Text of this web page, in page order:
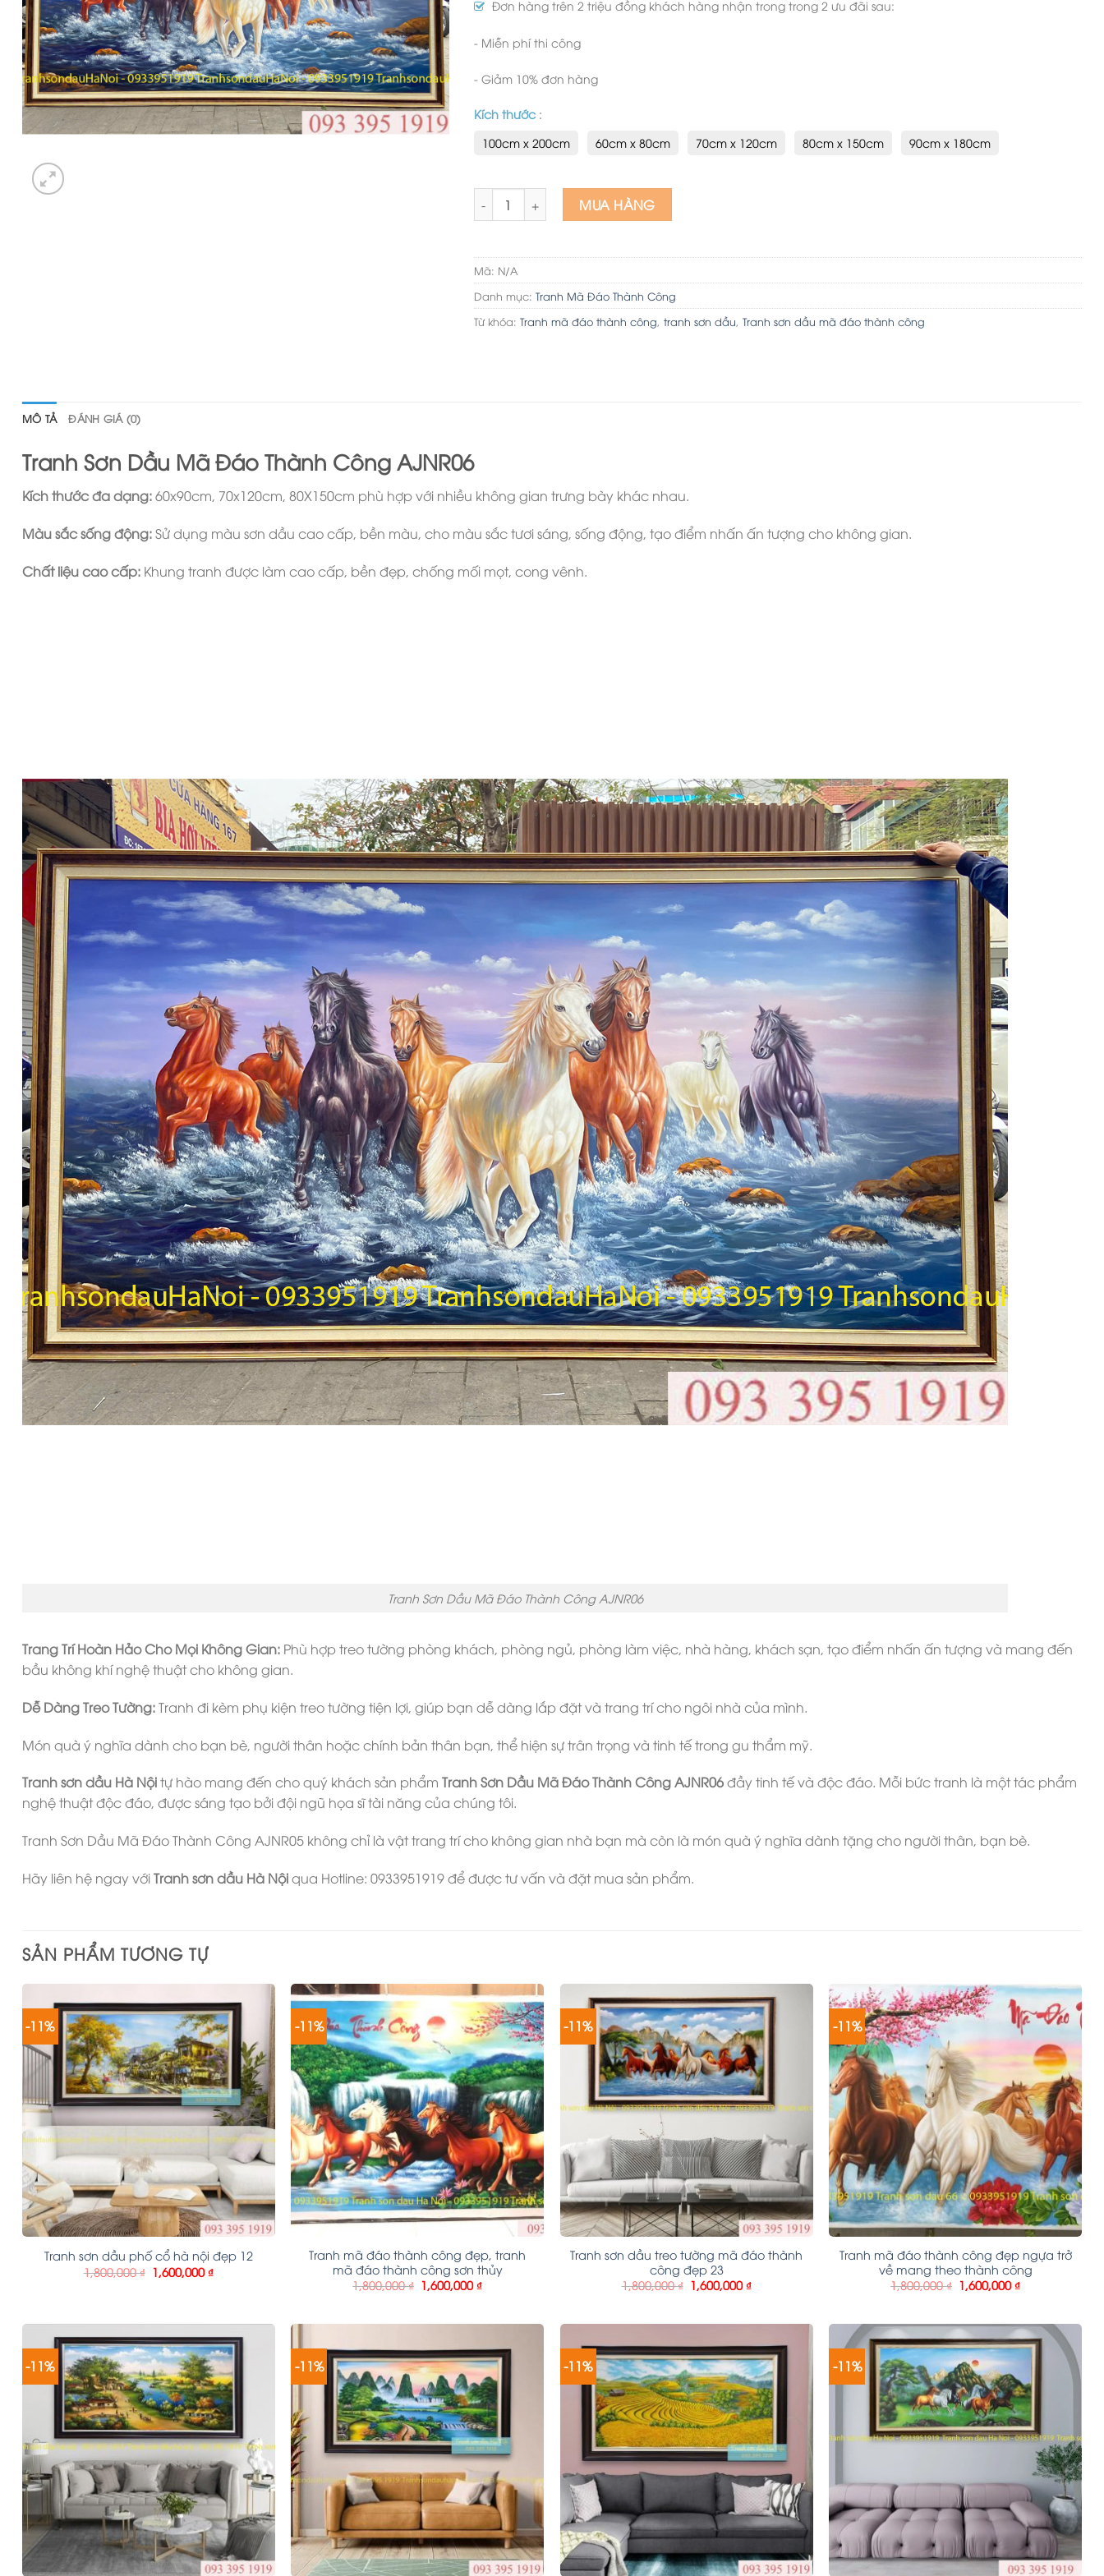
Đơn hàng trên 2 triệu đồng khách hàng nhận trong trong 2 ưu đãi sau:
- Miễn phí thi công
- Giảm 10% đơn hàng
Kích thước :
100cm x 200cm
60cm x 80cm 70cm x 120cm 80cm x 150cm 90cm x 180cm
Tranh Sơn Dầu Mã Đáo Thành Công AJNR06 số lượng
MUA HÀNG
Mã: N/A
Danh mục: Tranh Mã Đáo Thành Công
Từ khóa: Tranh mã đáo thành công, tranh sơn dầu, Tranh sơn dầu mã đáo thành công
MÔ TẢ ĐÁNH GIÁ (0)
Tranh Sơn Dầu Mã Đáo Thành Công AJNR06
Kích thước đa dạng:60x90cm, 70x120cm, 80X150cm phù hợp với nhiều không gian trưng bày khác nhau.
Màu sắc sống động:Sử dụng màu sơn dầu cao cấp, bền màu, cho màu sắc tươi sáng, sống động, tạo điểm nhấn ấn tượng cho không gian.
Chất liệu cao cấp: Khung tranh được làm cao cấp, bền đẹp, chống mối mọt, cong vênh.
Tranh Sơn Dầu Mã Đáo Thành Công AJNR06
Trang Trí Hoàn Hảo Cho Mọi Không Gian: Phù hợp treo tường phòng khách, phòng ngủ, phòng làm việc, nhà hàng, khách sạn, tạo điểm nhấn ấn tượng và mang đến
bầu không khí nghệ thuật cho không gian.
Dễ Dàng Treo Tường:Tranh đi kèm phụ kiện treo tường tiện lợi, giúp bạn dễ dàng lắp đặt và trang trí cho ngôi nhà của mình.
Món quà ý nghĩa dành cho bạn bè, người thân hoặc chính bản thân bạn, thể hiện sự trân trọng và tinh tế trong gu thẩm mỹ.
Tranh sơn dầu Hà Nộitự hào mang đến cho quý khách sản phẩm Tranh Sơn Dầu Mã Đáo Thành Công AJNR06đầy tinh tế và độc đáo. Mỗi bức tranh là một tác phẩm
nghệ thuật độc đáo, được sáng tạo bởi đội ngũ họa sĩ tài năng của chúng tôi.
Tranh Sơn Dầu Mã Đáo Thành Công AJNR05 không chỉ là vật trang trí cho không gian nhà bạn mà còn là món quà ý nghĩa dành tặng cho người thân, bạn bè.
Hãy liên hệ ngay với Tranh sơn dầu Hà Nộiqua Hotline: 0933951919 để được tư vấn và đặt mua sản phẩm.
SẢN PHẨM TƯƠNG TỰ
-11%
Tranh sơn dầu phố cổ hà nội đẹp 12
1,800,000₫ 1,600,000₫
-11%
Tranh mã đáo thành công đẹp, tranh
mã đáo thành công sơn thủy
1,800,000₫ 1,600,000₫
-11%
Tranh sơn dầu treo tường mã đáo thành
công đẹp 23
1,800,000₫ 1,600,000₫
-11%
Tranh mã đáo thành công đẹp ngựa trở
về mang theo thành công
1,800,000₫ 1,600,000₫
-11% -11% -11% -11%